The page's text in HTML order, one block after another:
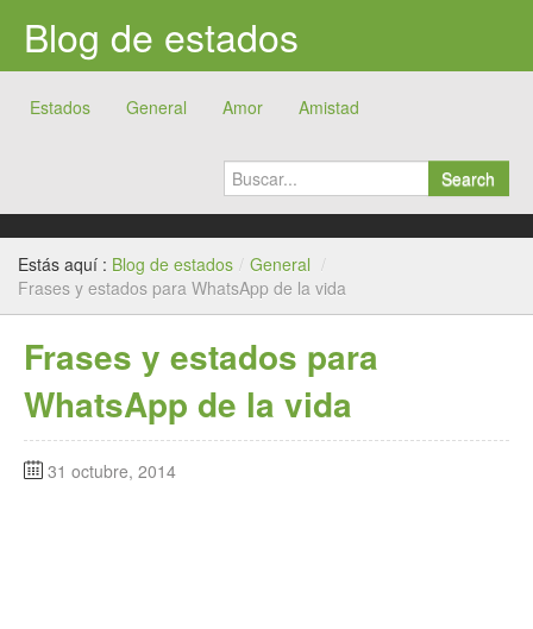
Blog de estados
Estados General Amor Amistad
Search
Estás aquí : Blog de estados / General /
Frases y estados para WhatsApp de la vida
Frases y estados para
WhatsApp de la vida
31 octubre, 2014